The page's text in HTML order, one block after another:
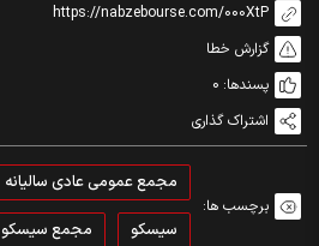
https://nabzebourse.com/000XtP
گزارش خطا
پسندها: 0
اشتراک گذاری
برچسب ها:
مجمع عمومی عادی سالیانه
سیسکو
مجمع سیسکو